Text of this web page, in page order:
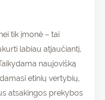
tik įmonė – tai
labiau atjaučiantį,
naujovišką
etinių vertybių,
atsakingos prekybos